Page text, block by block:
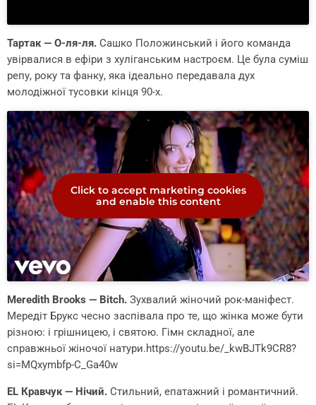
Тартак — О-ля-ля. Сашко Положинський і його команда
увірвалися в ефіри з хуліганським настроєм. Це була суміш
репу, року та фанку, яка ідеально передавала дух
молодіжної тусовки кінця 90-х.
Click to accept marketing cookies
and enable this content
Meredith Brooks — Bitch. Зухвалий жіночий рок-маніфест.
Мередіт Брукс чесно заспівала про те, що жінка може бути
різною: і грішницею, і святою. Гімн складної, але
справжньої жіночої натури.https://youtu.be/_kwBJTk9CR8?
si=MQxymbfp-C_Ga40w
EL Кравчук — Нічий. Стильний, епатажний і романтичний.